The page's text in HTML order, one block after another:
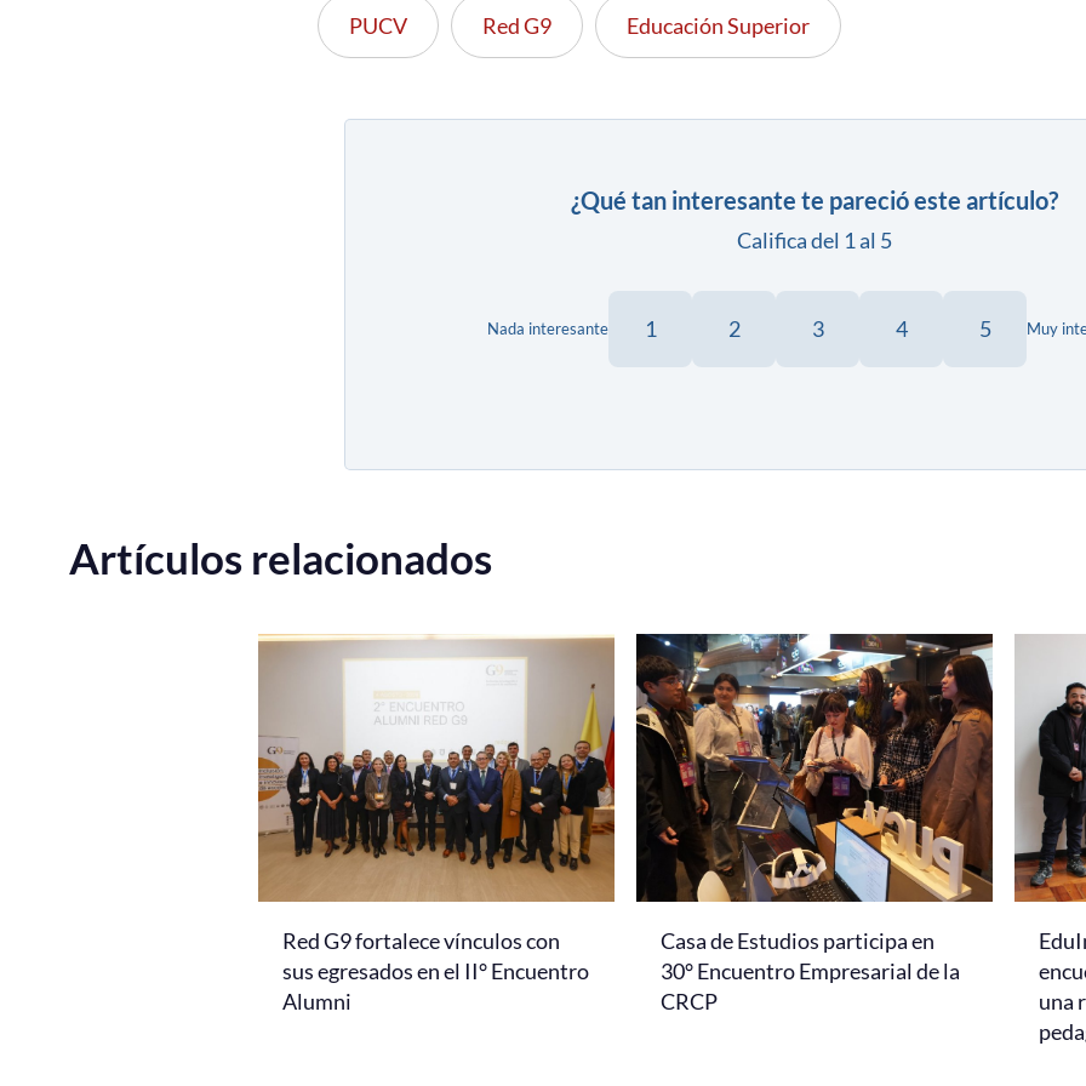
PUCV Red G9 Educación Superior
¿Qué tan interesante te pareció este artículo?
Califica del 1 al 5
Nada interesante 1 2 3 4 5 Muy
Artículos relacionados
Red G9 fortalece vínculos con
sus egresados en el II° Encuentro
Alumni
Casa de Estudios participa en
30° Encuentro Empresarial de la
CRCP
una